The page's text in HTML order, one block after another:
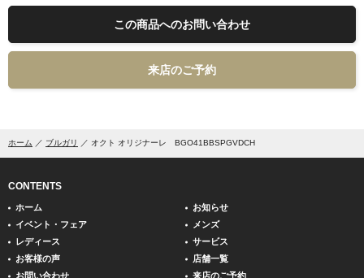
この商品へのお問い合わせ
来店のご予約
ホーム ブルガリ オクト オリジナーレ BGO41BBSPGVDCH
CONTENTS
ホーム
お知らせ
イベント・フェア
メンズ
レディース
サービス
お客様の声
店舗一覧
お問い合わせ
来店のご予約